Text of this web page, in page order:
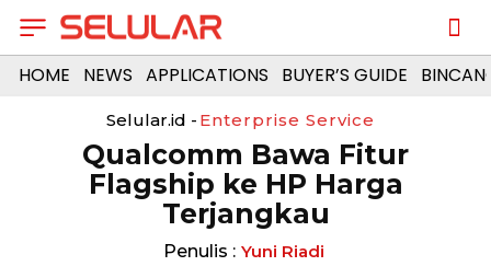
HOME NEWS APPLICATIONS BUYER’S GUIDE
Selular.id - Enterprise Service
Qualcomm Bawa Fitur
Flagship ke HP Harga
Terjangkau
Penulis : Yuni Riadi